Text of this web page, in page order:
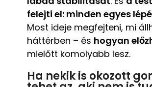
felejti el: minden egyes
Most ideje megfejteni, mi
háttérben – és hogyan
mielőtt komolyabb lesz.
Ha nekik is okozott